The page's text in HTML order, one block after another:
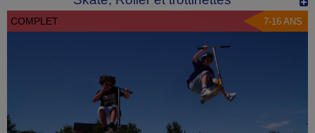
COMPLET 7-16 ANS